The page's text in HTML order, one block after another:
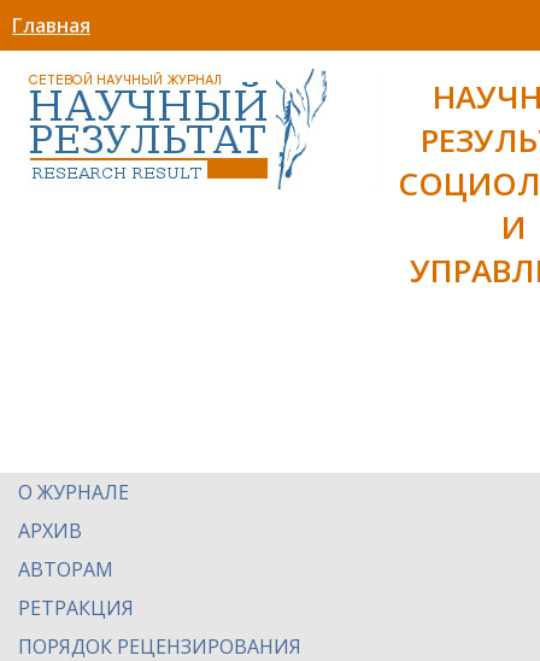
Главная
И
О ЖУРНАЛЕ
АРХИВ
АВТОРАМ
РЕТРАКЦИЯ
ПОРЯДОК РЕЦЕНЗИРОВАНИЯ